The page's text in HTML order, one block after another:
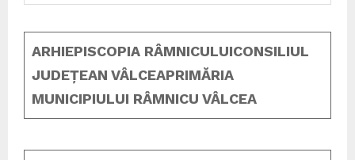
ARHIEPISCOPIA RÂMNICULUICONSILIUL
JUDEȚEAN VÂLCEAPRIMĂRIA
MUNICIPIULUI RÂMNICU VÂLCEA